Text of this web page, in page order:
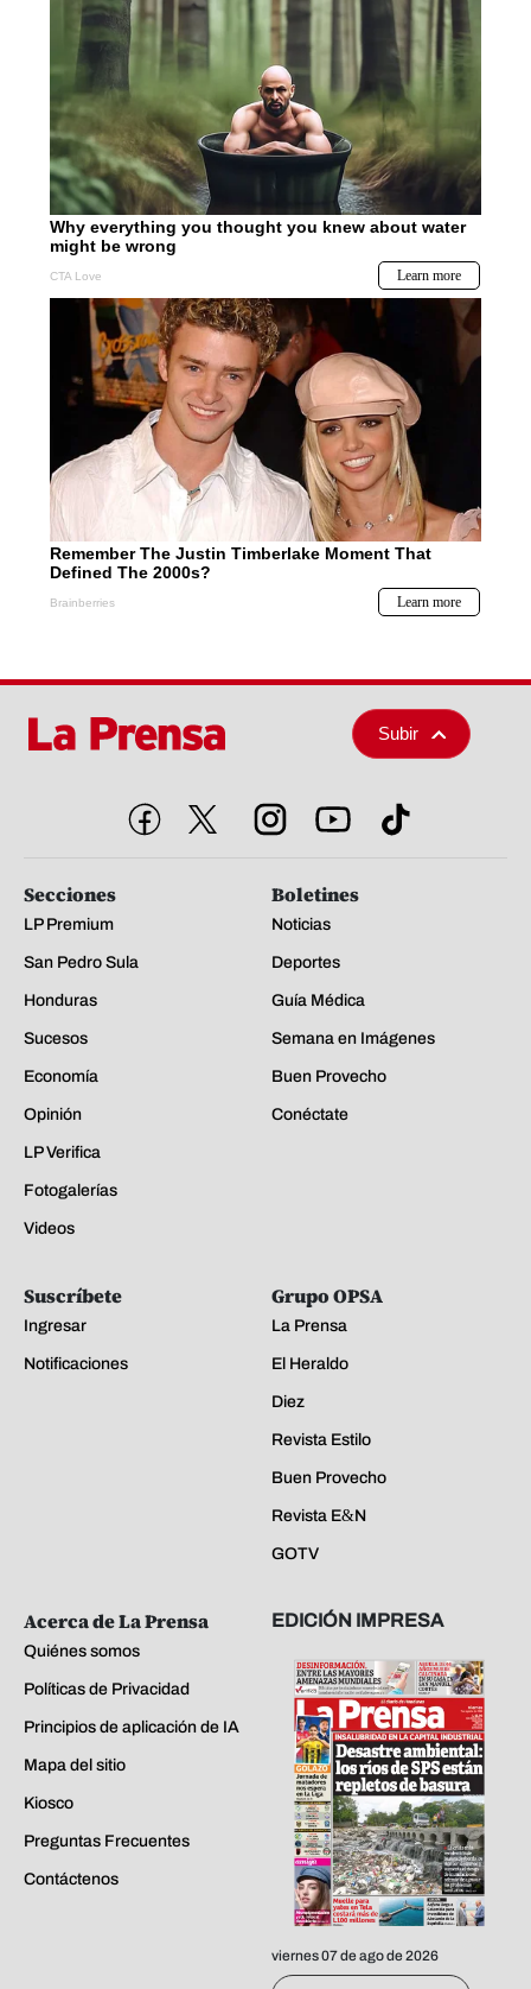
Subir
Secciones
LP Premium
San Pedro Sula
Honduras
Sucesos
Economía
Opinión
LP Verifica
Fotogalerías
Videos
Boletines
Noticias
Deportes
Guía Médica
Semana en Imágenes
Buen Provecho
Conéctate
Suscríbete
Ingresar
Notificaciones
Grupo OPSA
La Prensa
El Heraldo
Diez
Revista Estilo
Buen Provecho
Revista E&N
GOTV
Acerca de La Prensa
Quiénes somos
Políticas de Privacidad
Principios de aplicación de IA
Mapa del sitio
Kiosco
Preguntas Frecuentes
Contáctenos
EDICIÓN IMPRESA
viernes 07 de ago de 2026